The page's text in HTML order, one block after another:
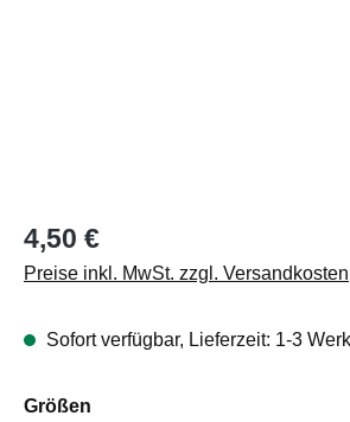
Regulärer Preis:
4,50 €
Preise inkl. MwSt. zzgl. Versandkosten
Sofort verfügbar, Lieferzeit: 1-3
Größen